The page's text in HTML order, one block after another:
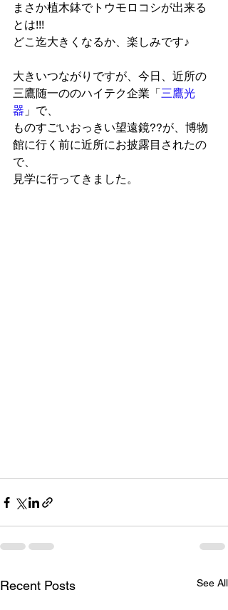
まさか植木鉢でトウモロコシが出来る
とは!!!
どこ迄大きくなるか、楽しみです♪
大きいつながりですが、今日、近所の
三鷹随一ののハイテク企業「三鷹光
器 」で、
ものすごいおっきい望遠鏡??が、博物
館に行く前に近所にお披露目されたの
で、
見学に行ってきました。
Recent Posts See All